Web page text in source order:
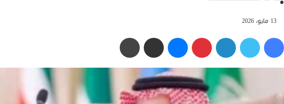
13 مايو، 2026
فيسبوك تويتر لينكدإن بينتيريست ماسنجر مشاركة عبر البريد